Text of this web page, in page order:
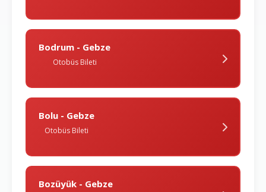
Bodrum - Gebze
Otobüs Bileti
Bolu - Gebze
Otobüs Bileti
Bozüyük - Gebze